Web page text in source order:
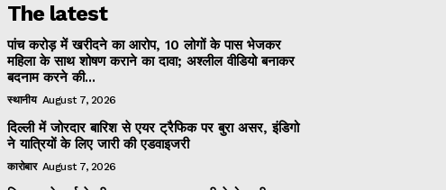
The latest
पांच करोड़ में खरीदने का आरोप, 10 लोगों के पास भेजकर
महिला के साथ शोषण कराने का दावा; अश्लील वीडियो बनाकर
बदनाम करने की...
स्थानीय August 7, 2026
दिल्ली में जोरदार बारिश से एयर ट्रैफिक पर बुरा असर, इंडिगो
ने यात्रियों के लिए जारी की एडवाइजरी
कारोबार August 7, 2026